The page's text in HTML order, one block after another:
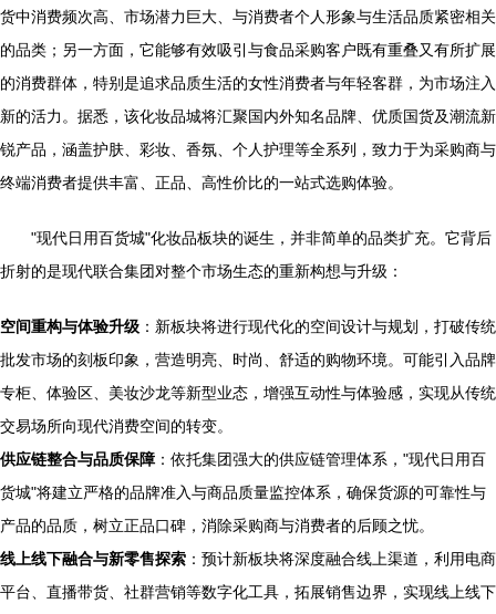
货中消费频次高、市场潜力巨大、与消费者个人形象与生活品质紧密相关
的品类；另一方面，它能够有效吸引与食品采购客户既有重叠又有所扩展
的消费群体，特别是追求品质生活的女性消费者与年轻客群，为市场注入
新的活力。据悉，该化妆品城将汇聚国内外知名品牌、优质国货及潮流新
锐产品，涵盖护肤、彩妆、香氛、个人护理等全系列，致力于为采购商与
终端消费者提供丰富、正品、高性价比的一站式选购体验。
"现代日用百货城"化妆品板块的诞生，并非简单的品类扩充。它背后
折射的是现代联合集团对整个市场生态的重新构想与升级：
空间重构与体验升级 ：新板块将进行现代化的空间设计与规划，打破传统
批发市场的刻板印象，营造明亮、时尚、舒适的购物环境。可能引入品牌
专柜、体验区、美妆沙龙等新型业态，增强互动性与体验感，实现从传统
交易场所向现代消费空间的转变。
供应链整合与品质保障 ：依托集团强大的供应链管理体系，"现代日用百
货城"将建立严格的品牌准入与商品质量监控体系，确保货源的可靠性与
产品的品质，树立正品口碑，消除采购商与消费者的后顾之忧。
线上线下融合与新零售探索 ：预计新板块将深度融合线上渠道，利用电商
平台、直播带货、社群营销等数字化工具，拓展销售边界，实现线上线下